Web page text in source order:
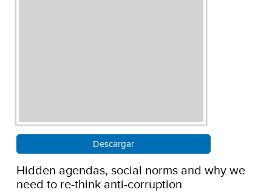
Descargar
Hidden agendas, social norms and why we
need to re-think anti-corruption